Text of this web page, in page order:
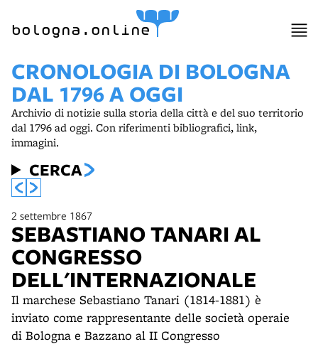
bologna.online
CRONOLOGIA DI BOLOGNA
DAL 1796 A OGGI
Archivio di notizie sulla storia della città e del suo territorio
dal 1796 ad oggi. Con riferimenti bibliografici, link,
immagini.
CERCA
2 settembre 1867
SEBASTIANO TANARI AL
CONGRESSO
DELL'INTERNAZIONALE
Il marchese Sebastiano Tanari (1814-1881) è
inviato come rappresentante delle società operaie
di Bologna e Bazzano al II Congresso